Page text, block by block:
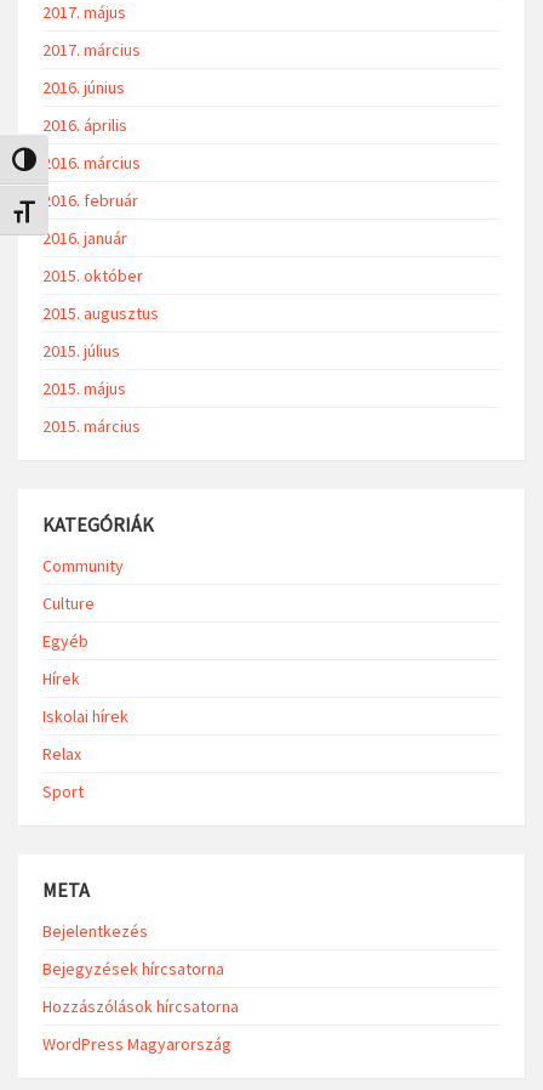
Nagy kontraszt váltása
Betűméret váltása
2017. május
2017. március
2016. június
2016. április
2016. március
2016. február
2016. január
2015. október
2015. augusztus
2015. július
2015. május
2015. március
KATEGÓRIÁK
Community
Culture
Egyéb
Hírek
Iskolai hírek
Relax
Sport
META
Bejelentkezés
Bejegyzések hírcsatorna
Hozzászólások hírcsatorna
WordPress Magyarország